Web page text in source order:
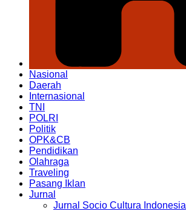
Nasional
Daerah
Internasional
TNI
POLRI
Politik
OPK&CB
Pendidikan
Olahraga
Traveling
Pasang Iklan
Jurnal
Jurnal Socio Cultura Indonesia